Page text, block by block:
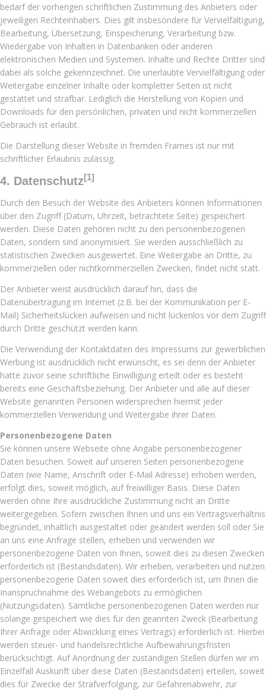
bedarf der vorherigen schriftlichen Zustimmung des Anbieters oder
jeweiligen Rechteinhabers. Dies gilt insbesondere für Vervielfältigung,
Bearbeitung, Übersetzung, Einspeicherung, Verarbeitung bzw.
Wiedergabe von Inhalten in Datenbanken oder anderen
elektronischen Medien und Systemen. Inhalte und Rechte Dritter sind
dabei als solche gekennzeichnet. Die unerlaubte Vervielfältigung oder
Weitergabe einzelner Inhalte oder kompletter Seiten ist nicht
gestattet und strafbar. Lediglich die Herstellung von Kopien und
Downloads für den persönlichen, privaten und nicht kommerziellen
Gebrauch ist erlaubt.
Die Darstellung dieser Website in fremden Frames ist nur mit
schriftlicher Erlaubnis zulässig.
4. Datenschutz[1]
Durch den Besuch der Website des Anbieters können Informationen
über den Zugriff (Datum, Uhrzeit, betrachtete Seite) gespeichert
werden. Diese Daten gehören nicht zu den personenbezogenen
Daten, sondern sind anonymisiert. Sie werden ausschließlich zu
statistischen Zwecken ausgewertet. Eine Weitergabe an Dritte, zu
kommerziellen oder nichtkommerziellen Zwecken, findet nicht statt.
Der Anbieter weist ausdrücklich darauf hin, dass die
Datenübertragung im Internet (z.B. bei der Kommunikation per E-
Mail) Sicherheitslücken aufweisen und nicht lückenlos vor dem Zugriff
durch Dritte geschützt werden kann.
Die Verwendung der Kontaktdaten des Impressums zur gewerblichen
Werbung ist ausdrücklich nicht erwünscht, es sei denn der Anbieter
hatte zuvor seine schriftliche Einwilligung erteilt oder es besteht
bereits eine Geschäftsbeziehung. Der Anbieter und alle auf dieser
Website genannten Personen widersprechen hiermit jeder
kommerziellen Verwendung und Weitergabe ihrer Daten.
Personenbezogene Daten
Sie können unsere Webseite ohne Angabe personenbezogener
Daten besuchen. Soweit auf unseren Seiten personenbezogene
Daten (wie Name, Anschrift oder E-Mail Adresse) erhoben werden,
erfolgt dies, soweit möglich, auf freiwilliger Basis. Diese Daten
werden ohne Ihre ausdrückliche Zustimmung nicht an Dritte
weitergegeben. Sofern zwischen Ihnen und uns ein Vertragsverhältnis
begründet, inhaltlich ausgestaltet oder geändert werden soll oder Sie
an uns eine Anfrage stellen, erheben und verwenden wir
personenbezogene Daten von Ihnen, soweit dies zu diesen Zwecken
erforderlich ist (Bestandsdaten). Wir erheben, verarbeiten und nutzen
personenbezogene Daten soweit dies erforderlich ist, um Ihnen die
Inanspruchnahme des Webangebots zu ermöglichen
(Nutzungsdaten). Sämtliche personenbezogenen Daten werden nur
solange gespeichert wie dies für den geannten Zweck (Bearbeitung
Ihrer Anfrage oder Abwicklung eines Vertrags) erforderlich ist. Hierbei
werden steuer- und handelsrechtliche Aufbewahrungsfristen
berücksichtigt. Auf Anordnung der zuständigen Stellen dürfen wir im
Einzelfall Auskunft über diese Daten (Bestandsdaten) erteilen, soweit
dies für Zwecke der Strafverfolgung, zur Gefahrenabwehr, zur